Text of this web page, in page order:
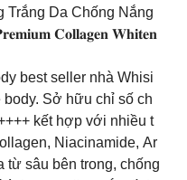
Trắng Da Chống Nắng
𝐂𝐨𝐥𝐥𝐚𝐠𝐞𝐧 𝐖𝐡𝐢𝐭𝐞𝐧
best seller nhà Whisi
Sở hữu chỉ số ch
kết hợp với nhiều t
Niacinamide, Ar
từ sâu bên trong, chống